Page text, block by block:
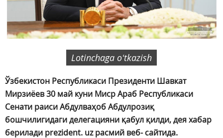
Lotinchaga oʻtkazish
Ўзбекистон Республикаси Президенти Шавкат
Мирзиёев 30 май куни Миср Араб Республикаси
Сенати раиси Абдулваҳоб Абдулрозиқ
бошчилигидаги делегацияни қабул қилди, дея хабар
берилади prezident. uz расмий веб- сайтида.